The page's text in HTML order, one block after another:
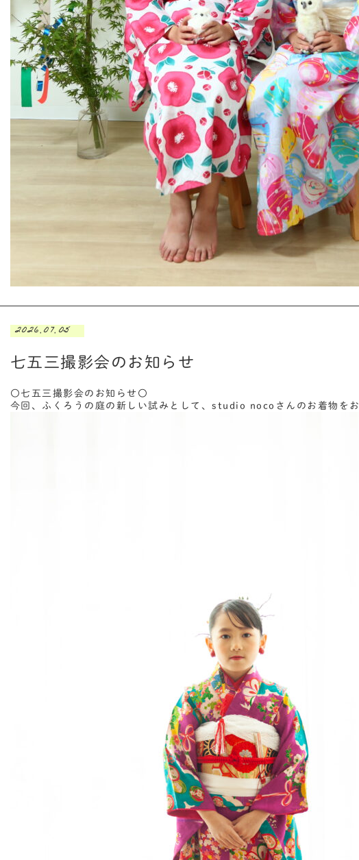
2026.07.05
七五三撮影会のお知らせ
〇七五三撮影会のお知らせ〇
今回、ふくろうの庭の新しい試みとして、studio nocoさんのお着物を